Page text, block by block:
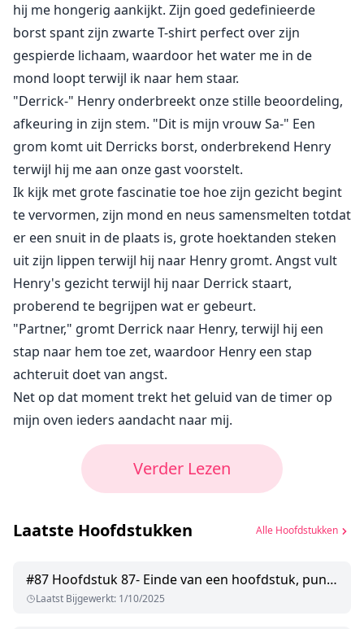
hij me hongerig aankijkt. Zijn goed gedefinieerde
borst spant zijn zwarte T-shirt perfect over zijn
gespierde lichaam, waardoor het water me in de
mond loopt terwijl ik naar hem staar.
"Derrick-" Henry onderbreekt onze stille beoordeling,
afkeuring in zijn stem. "Dit is mijn vrouw Sa-" Een
grom komt uit Derricks borst, onderbrekend Henry
terwijl hij me aan onze gast voorstelt.
Ik kijk met grote fascinatie toe hoe zijn gezicht begint
te vervormen, zijn mond en neus samensmelten totdat
er een snuit in de plaats is, grote hoektanden steken
uit zijn lippen terwijl hij naar Henry gromt. Angst vult
Henry's gezicht terwijl hij naar Derrick staart,
proberend te begrijpen wat er gebeurt.
"Partner," gromt Derrick naar Henry, terwijl hij een
stap naar hem toe zet, waardoor Henry een stap
achteruit doet van angst.
Net op dat moment trekt het geluid van de timer op
mijn oven ieders aandacht naar mij.
Verder Lezen
Laatste Hoofdstukken Alle Hoofdstukken
#87 Hoofdstuk 87- Einde van een hoofdstuk, punt 2
Laatst Bijgewerkt: 1/10/2025